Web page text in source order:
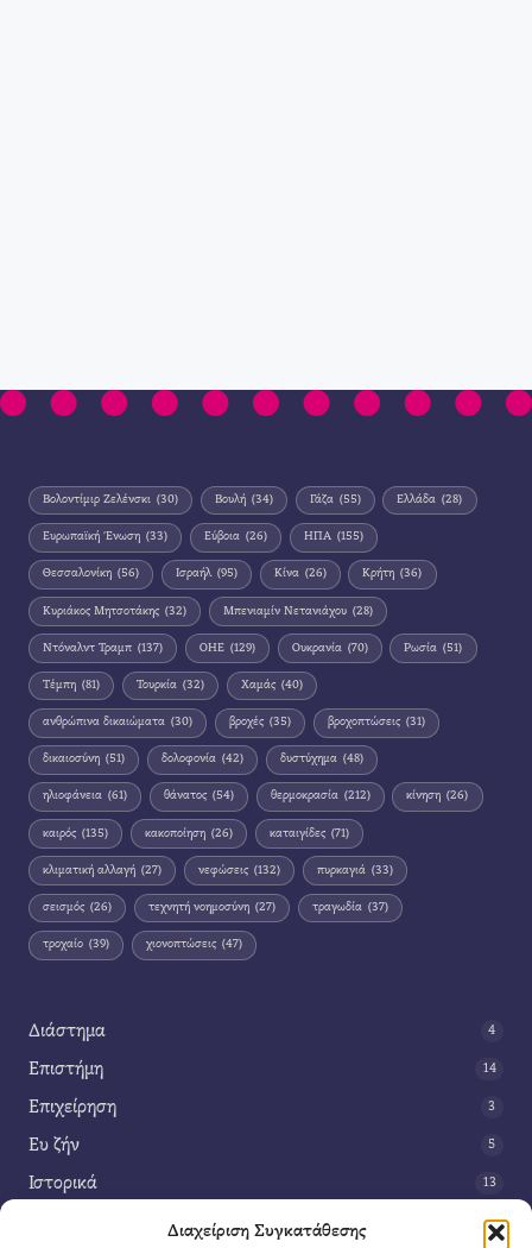
Διαχείριση Συγκατάθεσης
Βολοντίμιρ Ζελένσκι (30) Βουλή (34) Γάζα (55) Ελλάδα (28)
Ευρωπαϊκή Ένωση (33) Εύβοια (26) ΗΠΑ (155)
Θεσσαλονίκη (56) Ισραήλ (95) Κίνα (26) Κρήτη (36)
Κυριάκος Μητσοτάκης (32) Μπενιαμίν Νετανιάχου (28)
Ντόναλντ Τραμπ (137) ΟΗΕ (129) Ουκρανία (70) Ρωσία (51)
Τέμπη (81) Τουρκία (32) Χαμάς (40)
ανθρώπινα δικαιώματα (30) βροχές (35) βροχοπτώσεις (31)
δικαιοσύνη (51) δολοφονία (42) δυστύχημα (48)
ηλιοφάνεια (61) θάνατος (54) θερμοκρασία (212) κίνηση (26)
καιρός (135) κακοποίηση (26) καταιγίδες (71)
κλιματική αλλαγή (27) νεφώσεις (132) πυρκαγιά (33)
σεισμός (26) τεχνητή νοημοσύνη (27) τραγωδία (37)
τροχαίο (39) χιονοπτώσεις (47)
Διάστημα 4
Επιστήμη 14
Επιχείρηση 3
Ευ ζήν 5
Ιστορικά 13
42